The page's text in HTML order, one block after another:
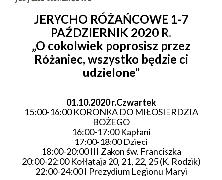
JERYCHO RÓŻAŃCOWE 1-7
PAŹDZIERNIK 2020 R.
„O cokolwiek poprosisz przez
Różaniec, wszystko będzie ci
udzielone”
01.10.2020 r.Czwartek
15:00-16:00 KORONKA DO MIŁOSIERDZIA
BOŻEGO
16:00-17:00 Kapłani
17:00-18:00 Dzieci
18:00-20:00 III Zakon św. Franciszka
20:00-22:00 Kołłątaja 20, 21, 22, 25 (K. Rodzik)
22:00-24:00 I Prezydium Legionu Maryi